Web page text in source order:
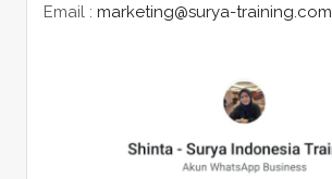
Email : marketing@surya-training.com